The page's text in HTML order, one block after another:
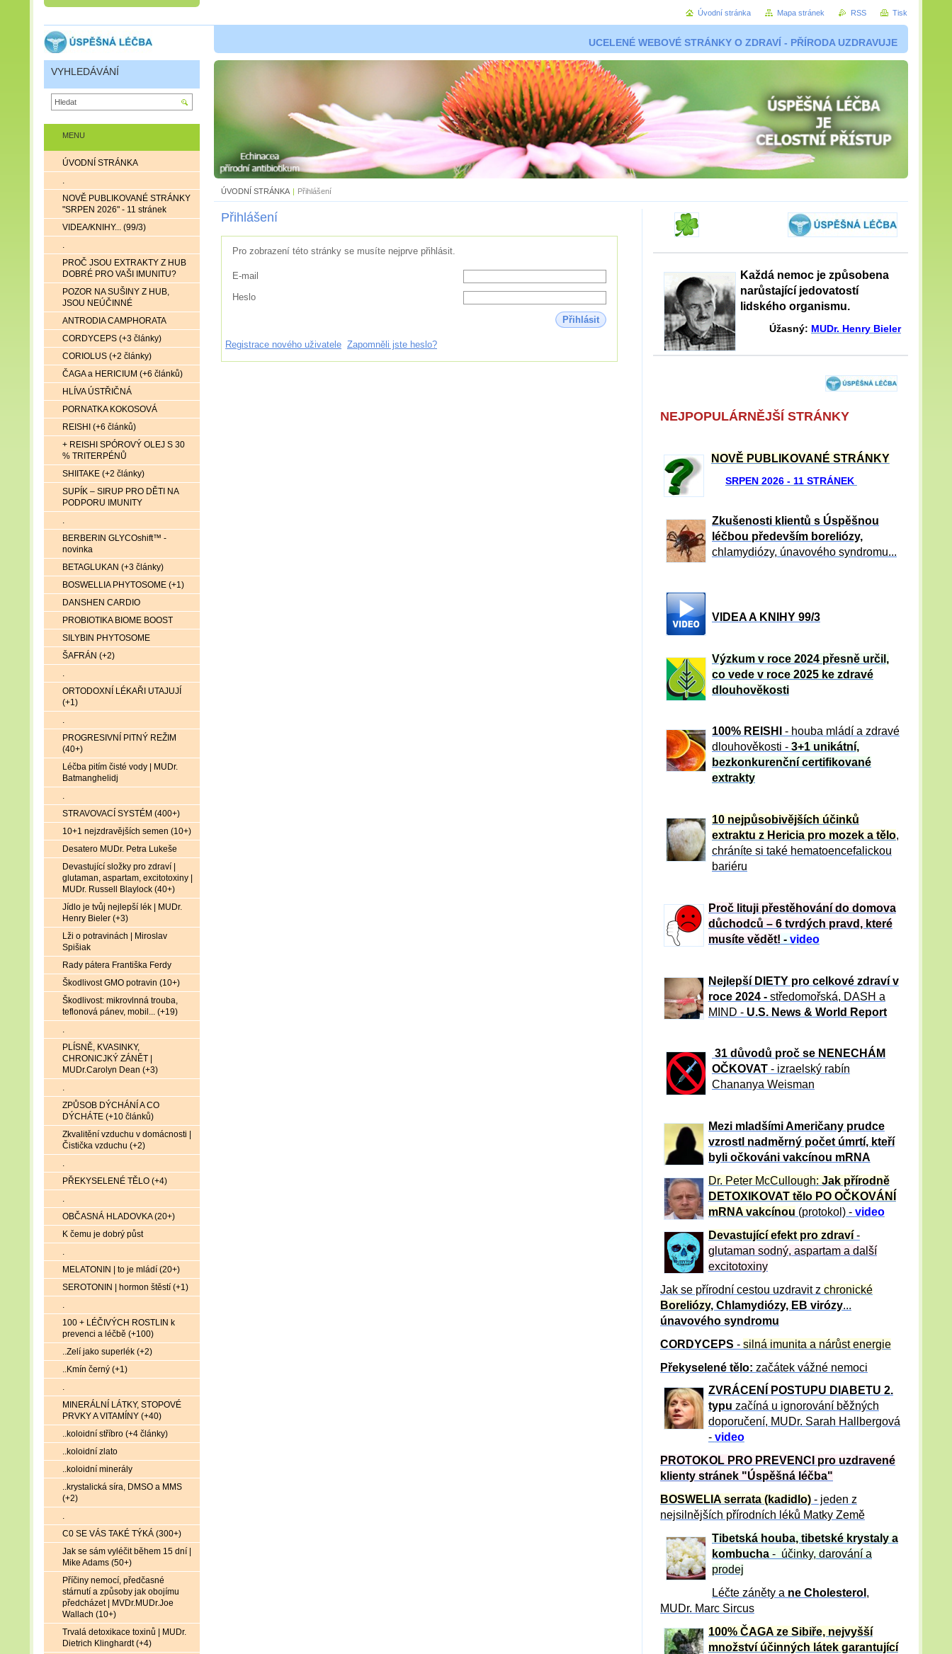
UCELENÉ WEBOVÉ STRÁNKY O ZDRAVÍ - PŘÍRODA UZDRAVUJE
ÚVODNÍ STRÁNKA | Přihlášení
Přihlášení
Pro zobrazení této stránky se musíte nejprve přihlásit.
E-mail
Heslo
Přihlásit
Registrace nového uživatele Zapomněli jste heslo?
Každá nemoc je způsobena
narůstající jedovatostí
lidského organismu.
Úžasný: MUDr. Henry Bieler
NEJPOPULÁRNĚJŠÍ STRÁNKY
NOVĚ PUBLIKOVANÉ STRÁNKY
SRPEN 2026 - 11 STRÁNEK
Zkušenosti klientů s Úspěšnou
léčbou především boreliózy,
chlamydiózy, únavového syndromu...
VIDEA A KNIHY 99/3
Výzkum v roce 2024 přesně určil,
co vede v roce 2025 ke zdravé
dlouhověkosti
100% REISHI
- houba mládí a zdravé
dlouhověkosti - 3+1 unikátní,
bezkonkurenční certifikované
extrakty
10 nejpůsobivějších účinků
extraktu z Hericia pro mozek a tělo,
chráníte si také hematoencefalickou
bariéru
Proč lituji přestěhování do domova
důchodců – 6 tvrdých pravd, které
musíte vědět! - video
Nejlepší DIETY pro celkové zdraví v
roce 2024 - středomořská, DASH a
MIND - U.S. News & World Report
31 důvod ů proč se NENECHÁM
OČKOVAT - izraelský rabín
Chananya Weisman
Mezi mladšími Američany prudce
vzrostl nadměrný počet úmrtí, kteří
byli očkováni vakcínou mRNA
Dr. Peter McCullough: Jak přírodně
DETOXIKOVAT tělo PO OČKOVÁNÍ
mRNA vakcínou (protokol) - video
Devastující efekt pro zdraví-
glutaman sodný, aspartam a další
excitotoxiny
Jak se přírodní cestou uzdravit z chronické
Boreliózy, Chlamydiózy, EB virózy...
únavového syndromu
CORDYCEPS - silná imunita a nárůst energie
Překyselené tělo: začátek vážné nemoci
ZVRÁCE NÍ POSTUPU DIABETU 2.
typu začíná u ignorování běžných
doporučení, MUDr. Sarah Hallbergová
- video
PROTOKOL PRO PREVENCI pro uzdravené
klienty stránek "Úspěšná léčba"
BOSWELIA serrata (kadidlo) - jeden z
nejsilnějších přírodních léků Matky Země
Tibetská houba, tibetské krystaly a
kombucha - účinky, darování a
prodej
Léčte záněty a ne Cholesterol ,
MUDr. Marc Sircus
100% ČAGA ze Sibiře, nejvyšší
množství účinných látek garantující
MENU
ÚVODNÍ STRÁNKA
.
NOVĚ PUBLIKOVANÉ STRÁNKY
"SRPEN 2026" - 11 stránek
VIDEA/KNIHY... (99/3)
.
PROČ JSOU EXTRAKTY Z HUB
DOBRÉ PRO VAŠI IMUNITU?
POZOR NA SUŠINY Z HUB,
JSOU NEÚČINNÉ
ANTRODIA CAMPHORATA
CORDYCEPS (+3 články)
CORIOLUS (+2 články)
ČAGA a HERICIUM (+6 článků)
HLÍVA ÚSTŘIČNÁ
PORNATKA KOKOSOVÁ
REISHI (+6 článků)
+ REISHI SPÓROVÝ OLEJ S 30
% TRITERPÉNŮ
SHIITAKE (+2 články)
SUPÍK – SIRUP PRO DĚTI NA
PODPORU IMUNITY
.
BERBERIN GLYCOshift™ -
novinka
BETAGLUKAN (+3 články)
BOSWELLIA PHYTOSOME (+1)
DANSHEN CARDIO
PROBIOTIKA BIOME BOOST
SILYBIN PHYTOSOME
ŠAFRÁN (+2)
.
ORTODOXNÍ LÉKAŘI UTAJUJÍ
(+1)
.
PROGRESIVNÍ PITNÝ REŽIM
(40+)
Léčba pitím čisté vody | MUDr.
Batmanghelidj
.
STRAVOVACÍ SYSTÉM (400+)
10+1 nejzdravějších semen (10+)
Desatero MUDr. Petra Lukeše
Devastující složky pro zdraví |
glutaman, aspartam, excitotoxiny |
MUDr. Russell Blaylock (40+)
Jídlo je tvůj nejlepší lék | MUDr.
Henry Bieler (+3)
Lži o potravinách | Miroslav
Spišiak
Rady pátera Františka Ferdy
Škodlivost GMO potravin (10+)
Škodlivost: mikrovlnná trouba,
teflonová pánev, mobil... (+19)
.
PLÍSNĚ, KVASINKY,
CHRONICJKÝ ZÁNĚT |
MUDr.Carolyn Dean (+3)
.
ZPŮSOB DÝCHÁNÍ A CO
DÝCHÁTE (+10 článků)
Zkvalitění vzduchu v domácnosti |
Čistička vzduchu (+2)
.
PŘEKYSELENÉ TĚLO (+4)
.
OBČASNÁ HLADOVKA (20+)
K čemu je dobrý půst
.
MELATONIN | to je mládí (20+)
SEROTONIN | hormon štěstí (+1)
.
100 + LÉČIVÝCH ROSTLIN k
prevenci a léčbě (+100)
..Zelí jako superlék (+2)
..Kmín černý (+1)
.
MINERÁLNÍ LÁTKY, STOPOVÉ
PRVKY A VITAMÍNY (+40)
..koloidní stříbro (+4 články)
..koloidní zlato
..koloidní minerály
..krystalická síra, DMSO a MMS
(+2)
.
C0 SE VÁS TAKÉ TÝKÁ (300+)
Jak se sám vyléčit během 15 dní |
Mike Adams (50+)
Příčiny nemocí, předčasné
stárnutí a způsoby jak obojímu
předcházet | MVDr.MUDr.Joe
Wallach (10+)
Trvalá detoxikace toxinů | MUDr.
Dietrich Klinghardt (+4)
VYHLEDÁVÁNÍ
Úvodní stránka Mapa stránek RSS Tisk